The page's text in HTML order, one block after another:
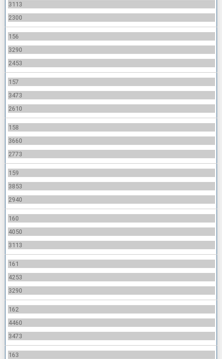
3113
2300
156
3290
2453
157
3473
2610
158
3660
2773
159
3853
2940
160
4050
3113
161
4253
3290
162
4460
3473
163